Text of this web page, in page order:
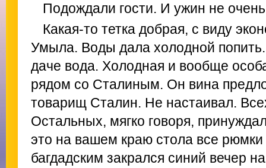
Подождали гости. И ужин не
Какая-то тетка добрая, с виду
Умыла. Воды дала холодной
даче вода. Холодная и вообще
рядом со Сталиным. Он вина
товарищ Сталин. Не настаивал.
Остальных, мягко говоря,
это на вашем краю стола все
багдадским закрался синий вечер